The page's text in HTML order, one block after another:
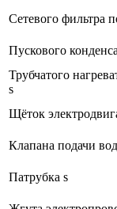
Сетевого фильтра
Пускового
Трубчатого
s
Щёток
Клапана подачи
Патрубка s